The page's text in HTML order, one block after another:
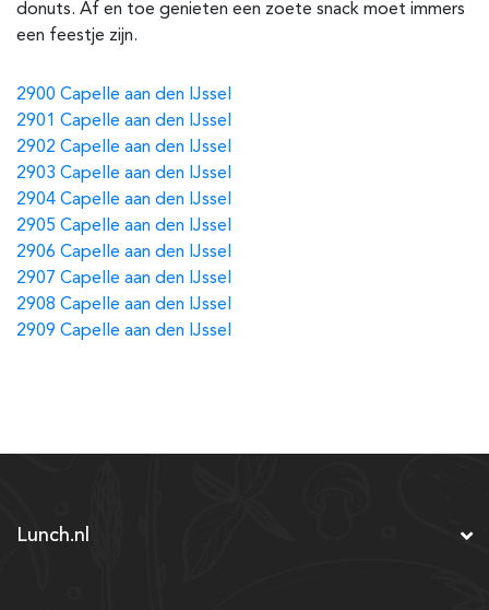
donuts. Af en toe genieten een zoete snack moet immers
een feestje zijn.
2900 Capelle aan den IJssel
2901 Capelle aan den IJssel
2902 Capelle aan den IJssel
2903 Capelle aan den IJssel
2904 Capelle aan den IJssel
2905 Capelle aan den IJssel
2906 Capelle aan den IJssel
2907 Capelle aan den IJssel
2908 Capelle aan den IJssel
2909 Capelle aan den IJssel
Lunch.nl